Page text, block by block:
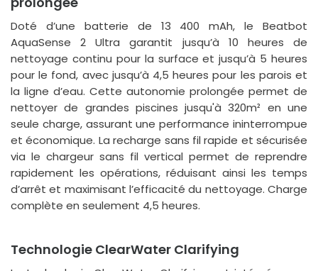
Doté d’une batterie de 13 400 mAh, le Beatbot
AquaSense 2 Ultra garantit jusqu’à 10 heures de
nettoyage continu pour la surface et jusqu’à 5 heures
pour le fond, avec jusqu’à 4,5 heures pour les parois et
la ligne d’eau. Cette autonomie prolongée permet de
nettoyer de grandes piscines jusqu'à 320m² en une
seule charge, assurant une performance ininterrompue
et économique. La recharge sans fil rapide et sécurisée
via le chargeur sans fil vertical permet de reprendre
rapidement les opérations, réduisant ainsi les temps
d’arrêt et maximisant l’efficacité du nettoyage. Charge
complète en seulement 4,5 heures.
Technologie ClearWater Clarifying